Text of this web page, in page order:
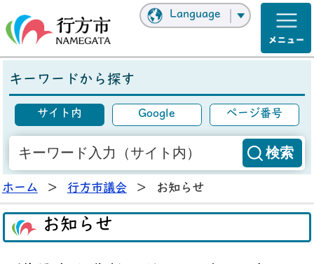
Language
キーワードから探す
サイト内 Google ページ番号
ホーム > 行方市議会 > お知らせ
お知らせ